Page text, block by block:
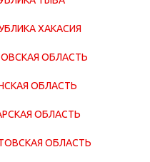
ХАКАСИЯ
ОБЛАСТЬ
ОБЛАСТЬ
ОБЛАСТЬ
ОБЛАСТЬ